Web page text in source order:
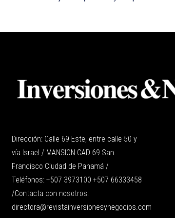
Dirección: Calle 69 Este, entre calle 50 y
vía Israel / MANSION CAD 69 San
Francisco Ciudad de Panamá /
Teléfonos: +507 3973100 +507 66333458
/Contacta con nosotros:
directora@revistainversionesynegocios.com